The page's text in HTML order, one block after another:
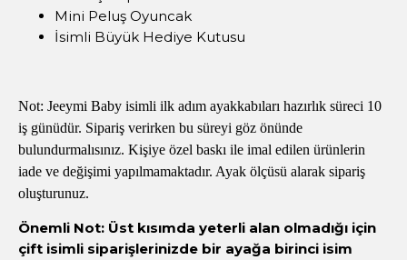
Mini Peluş Oyuncak
İsimli Büyük Hediye Kutusu
Not: Jeeymi Baby isimli ilk adım ayakkabıları hazırlık süreci 10
iş günüdür. Sipariş verirken bu süreyi göz önünde
bulundurmalısınız. Kişiye özel baskı ile imal edilen ürünlerin
iade ve değişimi yapılmamaktadır. Ayak ölçüsü alarak sipariş
oluşturunuz.
Önemli Not: Üst kısımda yeterli alan olmadığı için
çift isimli siparişlerinizde bir ayağa birinci isim